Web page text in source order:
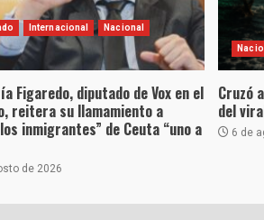
Internacional Nacional
Figaredo, diputado de Vox en el
reitera su llamamiento a
inmigrantes” de Ceuta “uno a
de 2026
Cruzó
del
6 de